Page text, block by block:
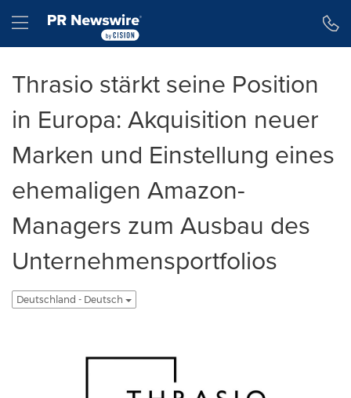
Hamburger menu
Thrasio stärkt seine Position
in Europa: Akquisition neuer
Marken und Einstellung eines
ehemaligen Amazon-
Managers zum Ausbau des
Unternehmensportfolios
Deutschland - Deutsch